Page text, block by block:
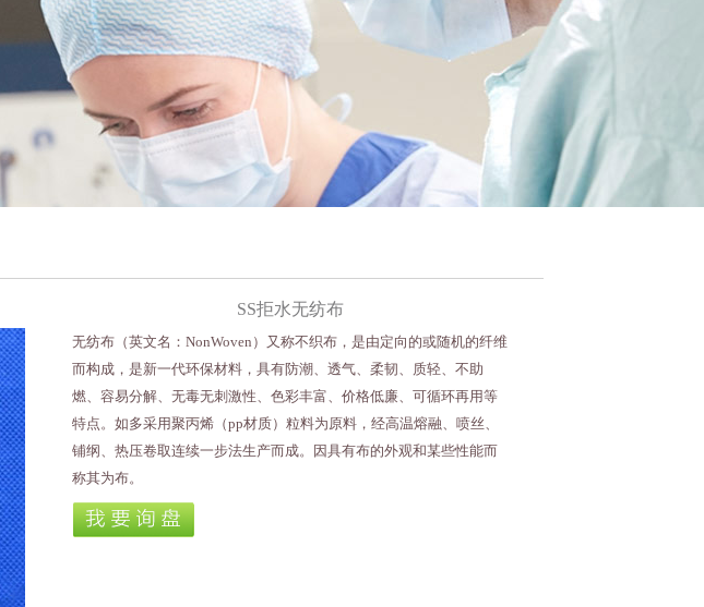
SS拒水无纺布
无纺布（英文名：NonWoven）又称不织布，是由定向的或随机的纤维
而构成，是新一代环保材料，具有防潮、透气、柔韧、质轻、不助
燃、容易分解、无毒无刺激性、色彩丰富、价格低廉、可循环再用等
特点。如多采用聚丙烯（pp材质）粒料为原料，经高温熔融、喷丝、
铺纲、热压卷取连续一步法生产而成。因具有布的外观和某些性能而
称其为布。